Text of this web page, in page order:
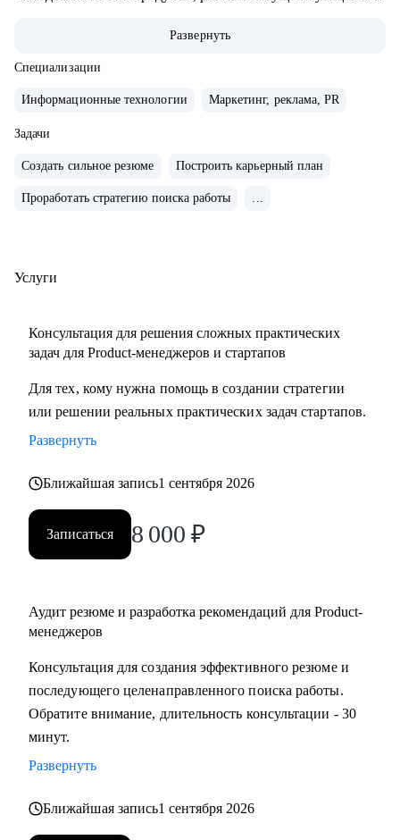
• Управляла портфелем из 30 продуктов.
• Помогаю стартапам.
С чем помогу:
• Проверить ваши скиллы и разработать план роста.
• Подготовить к собеседованиям, тестовым и самой работе.
ваших текущих скиллов.
• Найти зону кратного роста для вашего продукта, помочь
вашего продукта и бизнеса
Кому могу помочь:
• Начинающим карьеру продакта.
• Профессионалам из смежных отраслей (маркетинг,
продуктом.
• Опытным менеджерам продукта.
• Владельцам стартапа.
Развернуть
Специализации
Информационные технологии Маркетинг, реклама, PR
Задачи
Создать сильное резюме Построить карьерный план
Проработать стратегию поиска работы ...
Услуги
Консультация для решения сложных практических
задач для Product-менеджеров и стартапов
Для тех, кому нужна помощь в создании стратегии
или решении реальных практических задач стартапов.
Развернуть
Ближайшая запись1 сентября 2026
Записаться 8 000 ₽
Аудит резюме и разработка рекомендаций для Product-
менеджеров
Консультация для создания эффективного резюме и
последующего целенаправленного поиска работы.
Обратите внимание, длительность консультации - 30
минут.
Развернуть
Ближайшая запись1 сентября 2026